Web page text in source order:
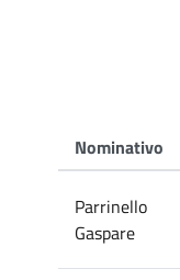
Nominativo
Parrinello
Gaspare